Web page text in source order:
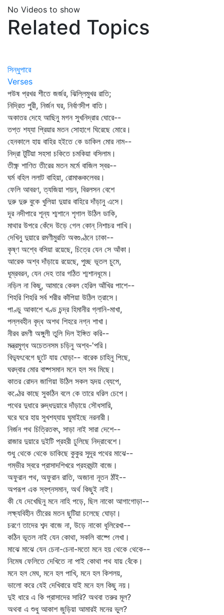
No Videos to show
Related Topics
সিন্ধুপারে
Verses
পউষ প্রখর শীতে জর্জর, ঝিল্লিমুখর রাতি;
নিদ্রিত পুরী, নির্জন ঘর, নির্বাণদীপ বাতি।
অকাতর দেহে আছিনু মগন সুখনিদ্রার ঘোরে--
তপ্ত শয্যা প্রিয়ার মতন সোহাগে ঘিরেছে মোরে।
হেনকালে হায় বাহির হইতে কে ডাকিল মোর নাম--
নিদ্রা টুটিয়া সহসা চকিতে চমকিয়া বসিলাম।
তীক্ষ্ণ শাণিত তীরের মতন মর্মে বাজিল স্বর--
ঘর্ম বহিল ললাট বাহিয়া, রোমাঞ্চকলেবর।
ফেলি আবরণ, ত্যজিয়া শয়ন, বিরলসন বেশে
দুরু দুরু বুকে খুলিয়া দুয়ার বাহিরে দাঁড়ানু এসে।
দূর নদীপারে শূন্য শ্মশানে শৃগাল উঠিল ডাকি,
মাথার উপরে কেঁদে উড়ে গেল কোন্‌ নিশাচর পাখি।
দেখিনু দুয়ারে রমণীমুরতি অবগুণ্ঠনে ঢাকা--
কৃষ্ণ অশ্বে বসিয়া রয়েছে, চিত্রে যেন সে আঁকা।
আরেক অশ্ব দাঁড়ায়ে রয়েছে, পুচ্ছ ভূতল চুমে,
ধূম্রবরন, যেন দেহ তার গঠিত শ্মশানধূমে।
নড়িল না কিছু, আমারে কেবল হেরিল আঁখির পাশে--
শিহরি শিহরি সর্ব শরীর কাঁপিয়া উঠিল ত্রাসে।
পাণ্ডু আকাশে খণ্ড চন্দ্র হিমানীর গ্লানি-মাখা,
পল্লবহীন বৃদ্ধ অশথ শিহরে নগ্ন শাখা।
নীরব রমণী অঙ্গুলী তুলি দিল ইঙ্গিত করি--
মন্ত্রমুগ্ধ অচেতনসম চড়িনু অশ্ব-'পরি।
বিদ্যুৎবেগে ছুটে যায় ঘোড়া-- বারেক চাহিনু পিছে,
ঘরদ্বার মোর বাষ্পসমান মনে হল সব মিছে।
কাতর রোদন জাগিয়া উঠিল সকল হৃদয় ব্যেপে,
কণ্ঠের কাছে সুকঠিন বলে কে তারে ধরিল চেপে।
পথের দুধারে রুদ্ধদুয়ারে দাঁড়ায়ে সৌধসারি,
ঘরে ঘরে হায় সুখশয্যায় ঘুমাইছে নরনারী।
নির্জন পথ চিত্রিতবৎ, সাড়া নাই সারা দেশে--
রাজার দুয়ারে দুইটি প্রহরী ঢুলিছে নিদ্রাবেশে।
শুধু থেকে থেকে ডাকিছে কুকুর সুদূর পথের মাঝে--
গম্ভীর স্বরে প্রাসাদশিখরে প্রহরঘন্টা বাজে।
অফুরান পথ, অফুরান রাতি, অজানা নূতন ঠাঁই--
অপরূপ এক স্বপ্নসমান, অর্থ কিছুই নাই।
কী যে দেখেছিনু মনে নাহি পড়ে, ছিল নাকো আগাগোড়া--
লক্ষ্যবিহীন তীরের মতন ছুটিয়া চলেছে ঘোড়া।
চরণে তাদের শব্দ বাজে না, উড়ে নাকো ধূলিরেখা--
কঠিন ভূতল নাই যেন কোথা, সকলি বাষ্পে লেখা।
মাঝে মাঝে যেন চেনা-চেনা-মতো মনে হয় থেকে থেকে--
নিমেষ ফেলিতে দেখিতে না পাই কোথা পথ যায় বেঁকে।
মনে হল মেঘ, মনে হল পাখি, মনে হল কিশলয়,
ভালো করে যেই দেখিবারে যাই মনে হল কিছু নয়।
দুই ধারে এ কি প্রাসাদের সারি? অথবা তরুর মূল?
অথবা এ শুধু আকাশ জুড়িয়া আমারই মনের ভুল?